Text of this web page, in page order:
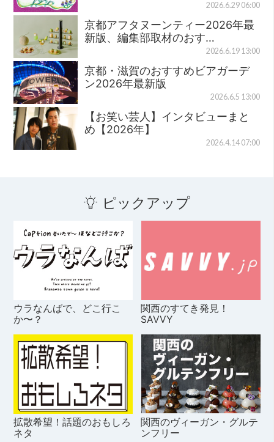
2026.6.29 06:00
京都アフタヌーンティー2026年最
新版、編集部取材のおす…
2026.6.19 13:00
京都・滋賀のおすすめビアガーデ
ン2026年最新版
2026.6.5 13:00
【お笑い芸人】インタビューまと
め【2026年】
2026.4.14 07:00
ピックアップ
ウラなんばで、どこ行こ
か〜？
関西のすてき発見！
SAVVY
拡散希望！話題のおもしろ
ネタ
関西のヴィーガン・グルテ
ンフリー